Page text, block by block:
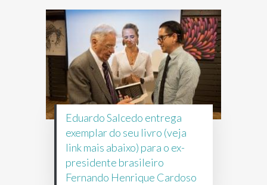
Eduardo Salcedo entrega
exemplar do seu livro (veja
link mais abaixo) para o ex-
presidente brasileiro
Fernando Henrique Cardoso